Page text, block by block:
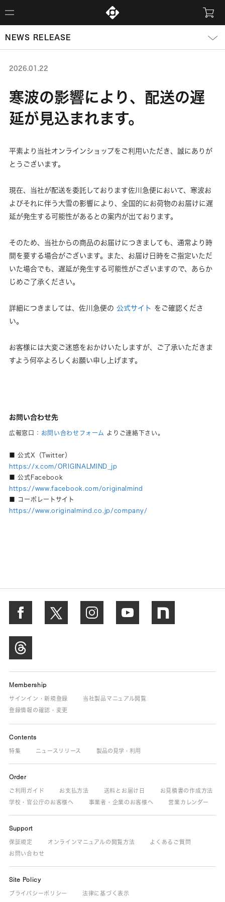
NEWS RELEASE
2026.01.22
寒波の影響により、配送の遅
延が見込まれます。
平素より当社オンラインショップをご利用いただき、誠にありが
とうございます。
現在、当社が配送を委託しております佐川急便において、寒波お
よびそれに伴う大雪の影響により、全国的にお荷物のお届けに遅
延が発生する可能性があるとの案内が出ております。
そのため、当社からの商品のお届けにつきましても、通常より時
間を要する場合がございます。また、お届け日時をご指定いただ
いた場合でも、遅延が発生する可能性がございますので、あらか
じめご了承ください。
詳細につきましては、佐川急便の 公式サイト をご確認くださ
い。
お客様には大変ご迷惑をおかけいたしますが、ご了承いただきま
すよう何卒よろしくお願い申し上げます。
お問い合わせ先
広報窓口： お問い合わせフォーム よりご連絡下さい。
■ 公式X（Twitter）
https://x.com/ORIGINALMIND_jp
■ 公式Facebook
https://www.facebook.com/originalmind
■ コーポレートサイト
https://www.originalmind.co.jp/company/
Membership
サインイン・新規登録
当社製品マニュアル閲覧
登録情報の確認・変更
Contents
特集 ニュースリリース 製品の見学・利用
Order
ご利用ガイド お支払方法 送料とお届け日
お見積書の作成方法
学校・官公庁のお客様へ
事業者・企業のお客様へ 営業カレンダー
Support
保証規定 オンラインマニュアルの閲覧方法
よくあるご質問
お問い合わせ
Site Policy
プライバシーポリシー 法律に基づく表示